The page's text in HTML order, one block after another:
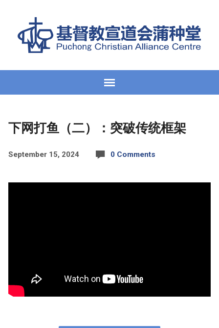
下网打鱼（二）：突破传统框架
September 15, 2024 0 Comments